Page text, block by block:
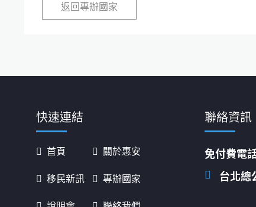
返回專辦國家
快速連結
首頁
移民新訊
關於惠安
專辦國家
聯絡資訊
免付費電
台北總